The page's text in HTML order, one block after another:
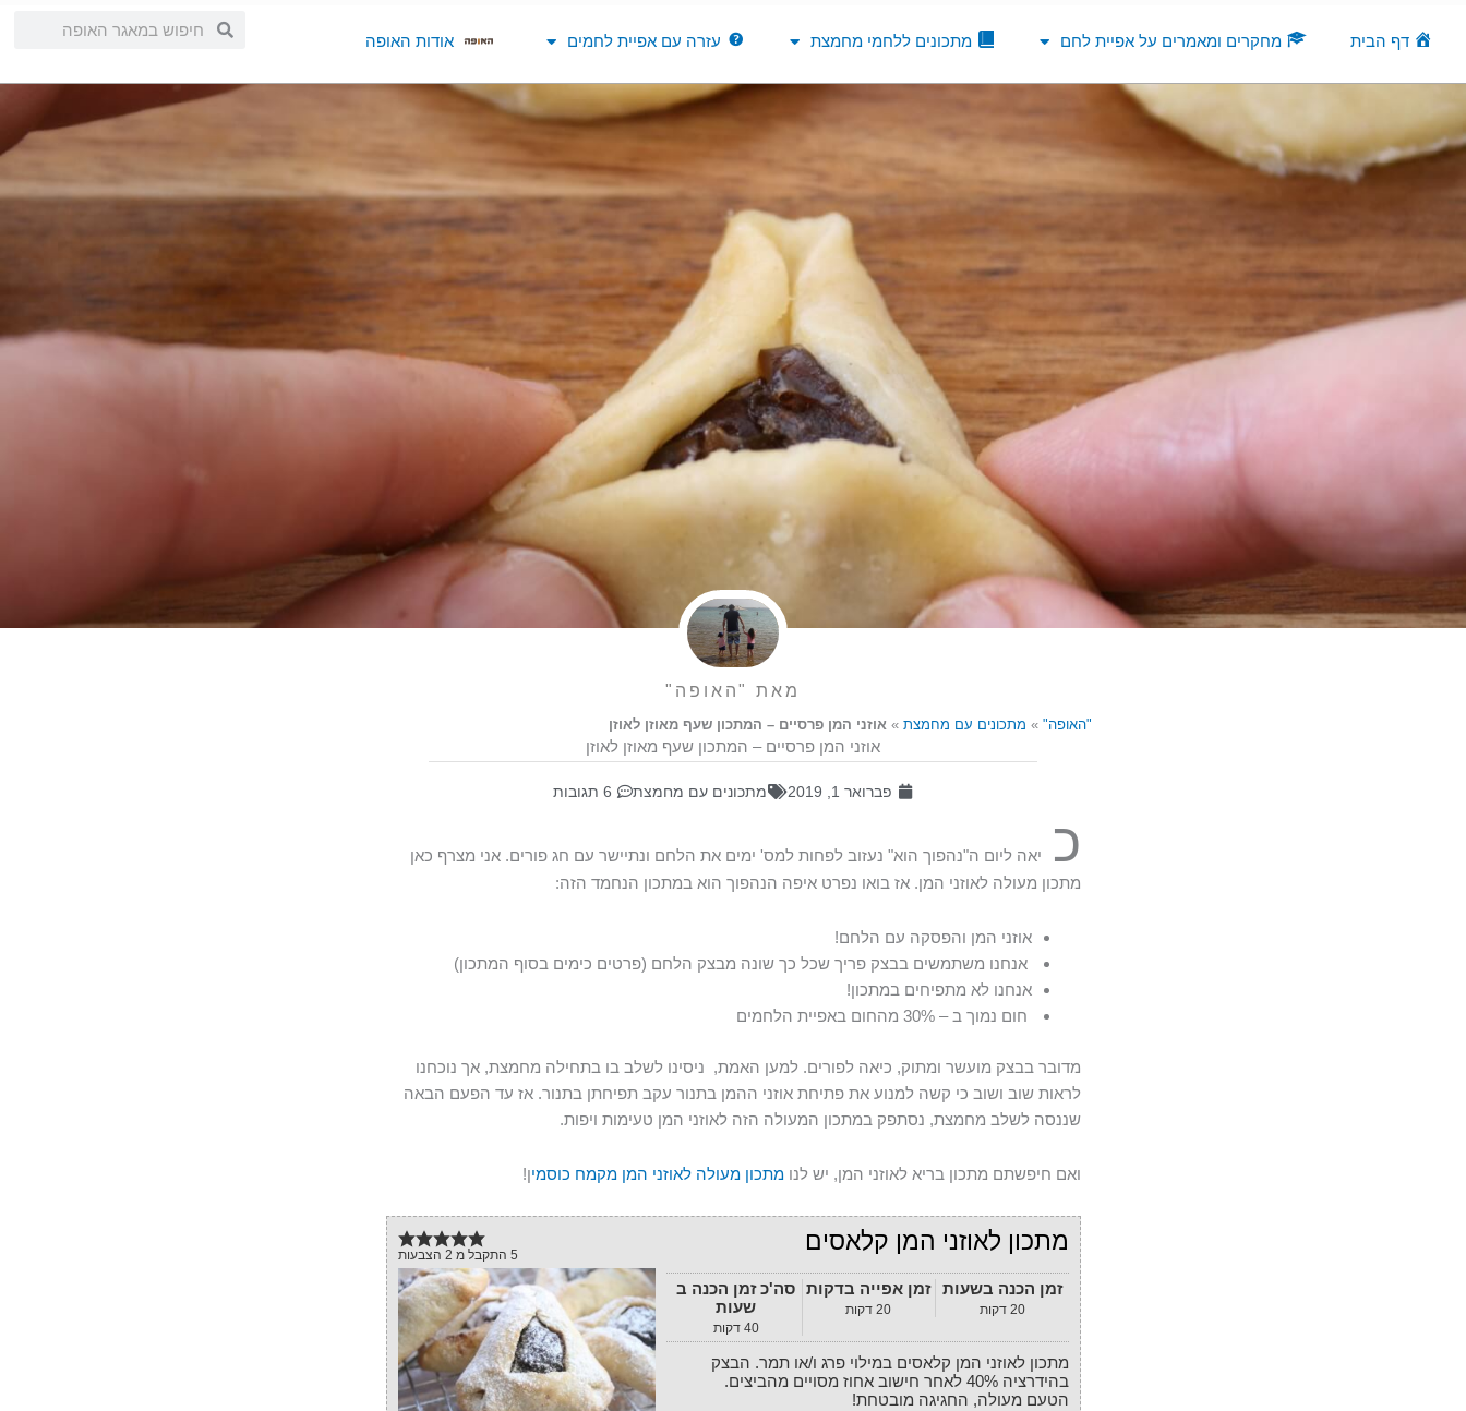
לתוכן
דף הבית מחקרים ומאמרים על אפיית לחם מתכונים ללחמי מחמצת עזרה עם אפיית לחמים אודות האופה
חיפושחיפוש
מאת "האופה"
"האופה" » מתכונים עם מחמצת »אוזני המן פרסיים – המתכון שעף מאוזן לאוזן
אוזני המן פרסיים – המתכון שעף מאוזן לאוזן
פברואר 1, 2019 מתכונים עם מחמצת 6 תגובות
כ
יאה ליום ה"נהפוך הוא" נעזוב לפחות למס' ימים את הלחם ונתיישר עם חג פורים. אני מצרף כאן
מתכון מעולה לאוזני המן. אז בואו נפרט איפה הנהפוך הוא במתכון הנחמד הזה:
אוזני המן והפסקה עם הלחם!
אנחנו משתמשים בבצק פריך שכל כך שונה מבצק הלחם (פרטים כימים בסוף המתכון)
אנחנו לא מתפיחים במתכון!
חום נמוך ב – 30% מהחום באפיית הלחמים
מדובר בבצק מועשר ומתוק, כיאה לפורים. למען האמת, ניסינו לשלב בו בתחילה מחמצת, אך נוכחנו
לראות שוב ושוב כי קשה למנוע את פתיחת אוזני ההמן בתנור עקב תפיחתן בתנור. אז עד הפעם הבאה
שננסה לשלב מחמצת, נסתפק במתכון המעולה הזה לאוזני המן טעימות ויפות.
ואם חיפשתם מתכון בריא לאוזני המן, יש לנומתכון מעולה לאוזני המן מקמח כוסמין!
5 התקבל מ 2 הצבעות
מתכון לאוזני המן קלאסים
זמן הכנה בשעות
20 דקות
זמן אפייה בדקות
20 דקות
סה'כ זמן הכנה ב
שעות
40 דקות
מתכון לאוזני המן קלאסים במילוי פרג ו/או תמר. הבצק
בהידרציה 40% לאחר חישוב אחוז מסויים מהביצים.
הטעם מעולה, החגיגה מובטחת!